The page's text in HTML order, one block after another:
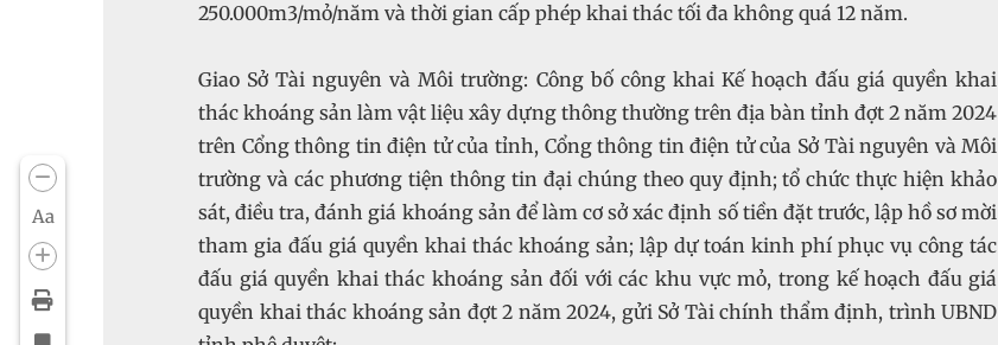
Aa
250.000m3/mỏ/năm và thời gian cấp phép khai thác tối đa không quá 12 năm.
Giao Sở Tài nguyên và Môi trường: Công bố công khai Kế hoạch đấu giá quyền khai
thác khoáng sản làm vật liệu xây dựng thông thường trên địa bàn tỉnh đợt 2 năm 2024
trên Cổng thông tin điện tử của tỉnh, Cổng thông tin điện tử của Sở Tài nguyên và Môi
trường và các phương tiện thông tin đại chúng theo quy định; tổ chức thực hiện khảo
sát, điều tra, đánh giá khoáng sản để làm cơ sở xác định số tiền đặt trước, lập hồ sơ mời
tham gia đấu giá quyền khai thác khoáng sản; lập dự toán kinh phí phục vụ công tác
đấu giá quyền khai thác khoáng sản đối với các khu vực mỏ, trong kế hoạch đấu giá
quyền khai thác khoáng sản đợt 2 năm 2024, gửi Sở Tài chính thẩm định, trình UBND